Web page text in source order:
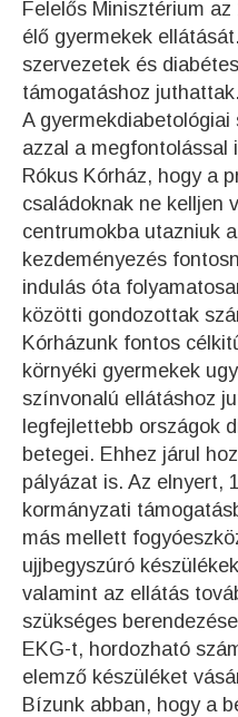
Felelős Minisztérium
élő gyermekek
szervezetek és
támogatáshoz juthattak.
A
azzal a
Rókus Kórház, hogy a
családoknak ne kelljen
centrumokba utazniuk
kezdeményezés
indulás óta
közötti gondozottak
Kórházunk fontos
környéki gyermekek
színvonalú ellátáshoz
legfejlettebb országok
betegei. Ehhez járul
pályázat is. Az elnyert,
kormányzati
más mellett
ujjbegyszúró
valamint az ellátás
szükséges
EKG-t, hordozható
elemző készüléket
Bízunk abban, hogy a